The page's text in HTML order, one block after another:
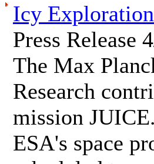
Icy
Press Release
The Max
Research
mission JUICE.
ESA's space